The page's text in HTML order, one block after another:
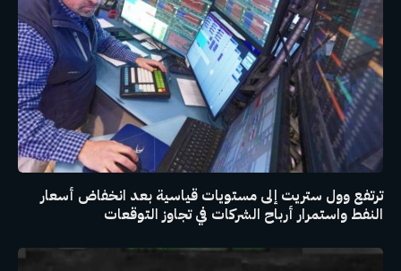
ترتفع وول ستريت إلى مستويات قياسية بعد انخفاض أسعار
النفط واستمرار أرباح الشركات في تجاوز التوقعات